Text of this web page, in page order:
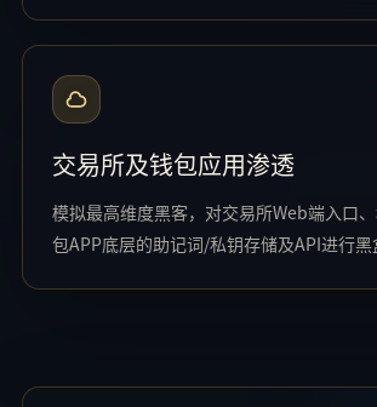
交易所及钱包应用渗透
模拟最高维度黑客，对交易所Web端入口
包APP底层的助记词/私钥存储及API进行黑